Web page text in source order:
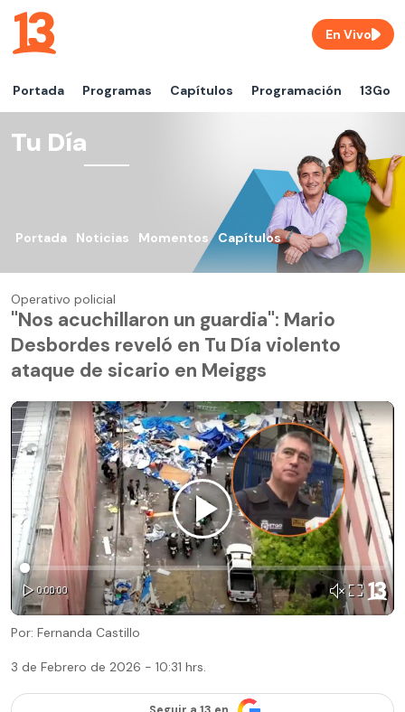
Portada Programas Capítulos Programación 13Go
En Vivo
Tu Día
Portada Noticias Momentos Capítulos
Operativo policial
"Nos acuchillaron un guardia": Mario
Desbordes reveló en Tu Día violento
ataque de sicario en Meiggs
Por: Fernanda Castillo
3 de Febrero de 2026 - 10:31 hrs.